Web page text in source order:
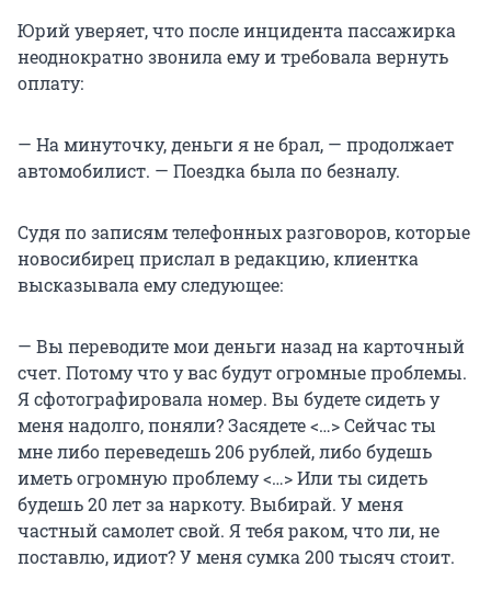
Юрий уверяет, что после инцидента пассажирка
неоднократно звонила ему и требовала вернуть
оплату:
— На минуточку, деньги я не брал, — продолжает
автомобилист. — Поездка была по безналу.
Судя по записям телефонных разговоров, которые
новосибирец прислал в редакцию, клиентка
высказывала ему следующее:
— Вы переводите мои деньги назад на карточный
счет. Потому что у вас будут огромные проблемы.
Я сфотографировала номер. Вы будете сидеть у
меня надолго, поняли? Засядете <…> Сейчас ты
мне либо переведешь 206 рублей, либо будешь
иметь огромную проблему <…> Или ты сидеть
будешь 20 лет за наркоту. Выбирай. У меня
частный самолет свой. Я тебя раком, что ли, не
поставлю, идиот? У меня сумка 200 тысяч стоит.